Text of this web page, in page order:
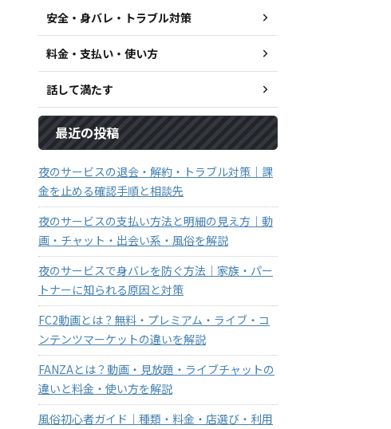
安全・身バレ・トラブル対策
料金・支払い・使い方
話して満たす
最近の投稿
夜のサービスの退会・解約・トラブル対策｜課
金を止める確認手順と相談先
夜のサービスの支払い方法と明細の見え方｜動
画・チャット・出会い系・風俗を解説
夜のサービスで身バレを防ぐ方法｜家族・パー
トナーに知られる原因と対策
FC2動画とは？無料・プレミアム・ライブ・コ
ンテンツマーケットの違いを解説
FANZAとは？動画・見放題・ライブチャットの
違いと料金・使い方を解説
風俗初心者ガイド｜種類・料金・店選び・利用